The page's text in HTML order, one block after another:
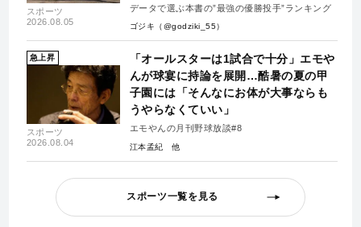
スポーツ
2026.08.05
データで選ぶ本書の”最強の優勝投手”ランキング
ゴジキ（@godziki_55）
急上昇
スポーツ
2026.08.04
「オールスターは1試合で十分」エモや
んが球宴に持論を展開…酷暑の夏の甲
子園には「そんなにお体が大事ならも
うやらなくていい」
エモやんの月刊野球放談#8
江本孟紀
スポーツ一覧を見る